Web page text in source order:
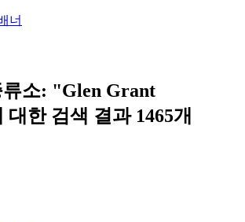
소: "Glen Grant
대한 검색 결과 1465개